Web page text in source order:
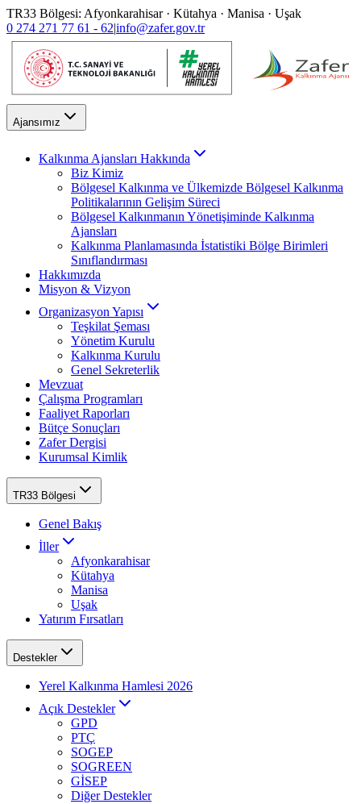
TR33 Bölgesi: Afyonkarahisar · Kütahya · Manisa · Uşak
0 274 271 77 61 - 62|info@zafer.gov.tr
Ajansımız
Kalkınma Ajansları Hakkında
Biz Kimiz
Bölgesel Kalkınma ve Ülkemizde Bölgesel Kalkınma
Politikalarının Gelişim Süreci
Bölgesel Kalkınmanın Yönetişiminde Kalkınma
Ajansları
Kalkınma Planlamasında İstatistiki Bölge Birimleri
Sınıflandırması
Hakkımızda
Misyon & Vizyon
Organizasyon Yapısı
Teşkilat Şeması
Yönetim Kurulu
Kalkınma Kurulu
Genel Sekreterlik
Mevzuat
Çalışma Programları
Faaliyet Raporları
Bütçe Sonuçları
Zafer Dergisi
Kurumsal Kimlik
TR33 Bölgesi
Genel Bakış
İller
Afyonkarahisar
Kütahya
Manisa
Uşak
Yatırım Fırsatları
Destekler
Yerel Kalkınma Hamlesi 2026
Açık Destekler
GPD
PTÇ
SOGEP
SOGREEN
GİSEP
Diğer Destekler